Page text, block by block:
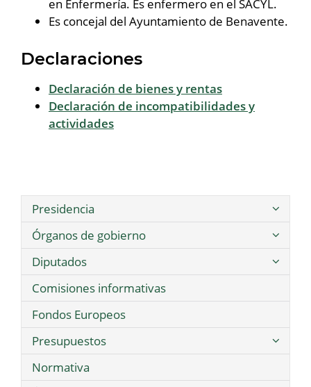
en Enfermería. Es enfermero en el SACYL.
Es concejal del Ayuntamiento de Benavente.
Declaraciones
Declaración de bienes y rentas
Declaración de incompatibilidades y
actividades
Presidencia
Órganos de gobierno
Diputados
Comisiones informativas
Fondos Europeos
Presupuestos
Normativa